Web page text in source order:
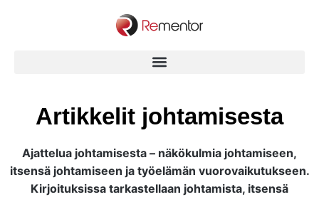
Artikkelit johtamisesta
Ajattelua johtamisesta – näkökulmia johtamiseen,
itsensä johtamiseen ja työelämän vuorovaikutukseen.
Kirjoituksissa tarkastellaan johtamista, itsensä